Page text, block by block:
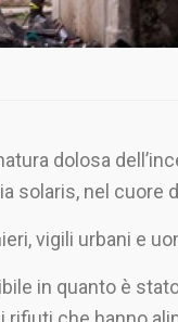
dolosa
solaris, nel cuore
vigili urbani e
in quanto è